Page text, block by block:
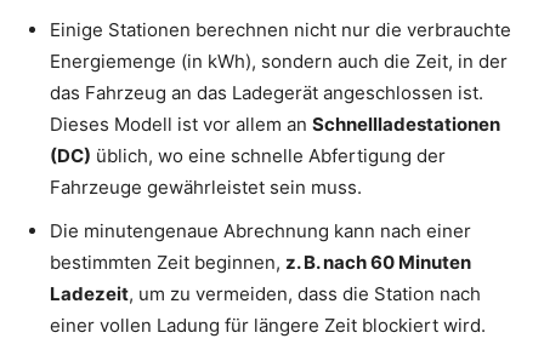
Einige Stationen berechnen nicht nur die verbrauchte
Energiemenge (in kWh), sondern auch die Zeit, in der
das Fahrzeug an das Ladegerät angeschlossen ist.
Dieses Modell ist vor allem an Schnellladestationen
(DC) üblich, wo eine schnelle Abfertigung der
Fahrzeuge gewährleistet sein muss.
Die minutengenaue Abrechnung kann nach einer
bestimmten Zeit beginnen, z. B. nach 60 Minuten
Ladezeit, um zu vermeiden, dass die Station nach
einer vollen Ladung für längere Zeit blockiert wird.